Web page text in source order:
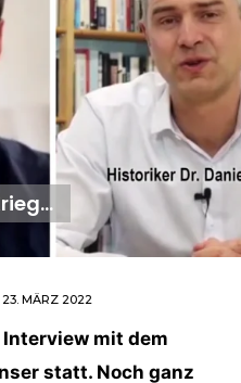
23. MÄRZ 2022
mit dem
statt. Noch ganz